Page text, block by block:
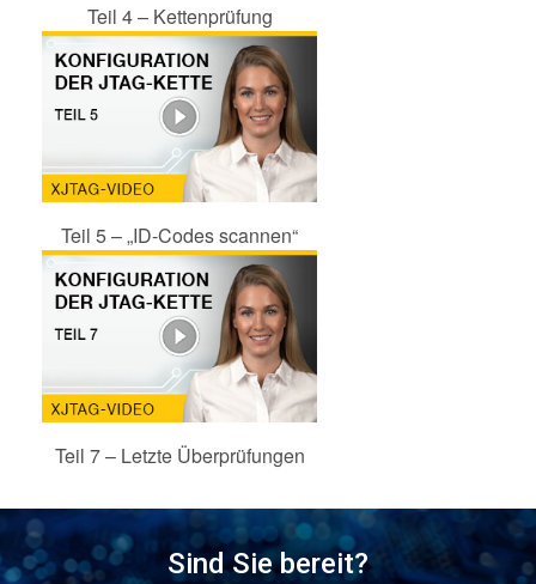
Teil 4 – Kettenprüfung
Teil 5 – „ID-Codes scannen“
Teil 7 – Letzte Überprüfungen
Sind Sie bereit?